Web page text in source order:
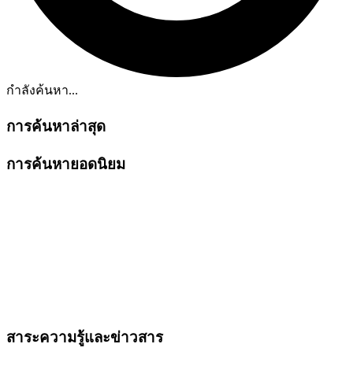
กำลังค้นหา...
การค้นหาล่าสุด
การค้นหายอดนิยม
สาระความรู้และข่าวสาร